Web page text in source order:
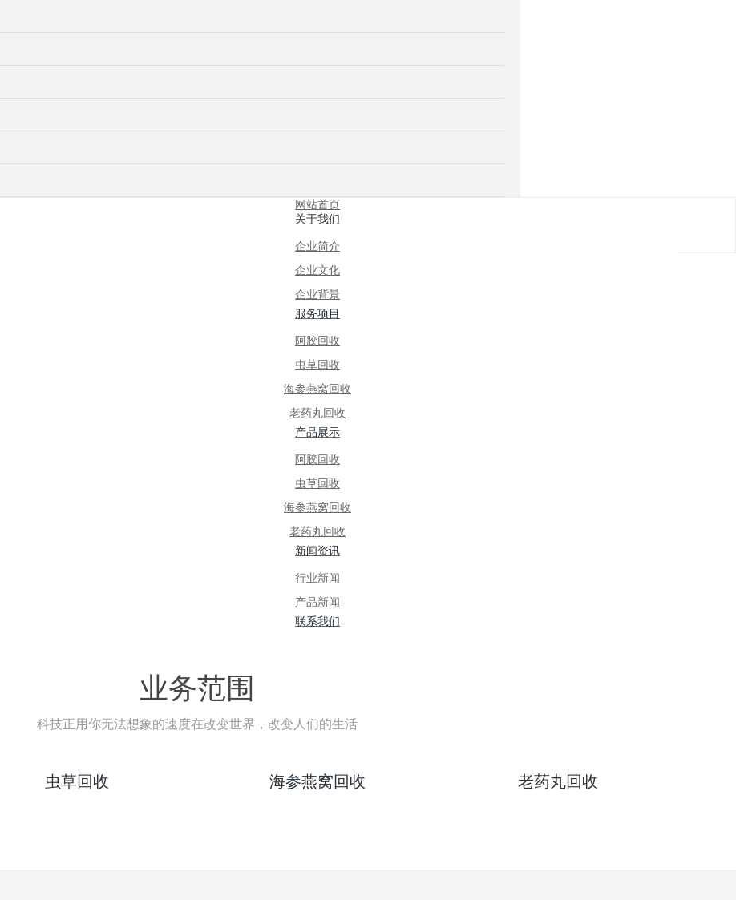
网站首页
关于我们
企业简介
企业文化
企业背景
服务项目
阿胶回收
虫草回收
海参燕窝回收
老药丸回收
产品展示
阿胶回收
虫草回收
海参燕窝回收
老药丸回收
新闻资讯
行业新闻
产品新闻
联系我们
业务范围
科技正用你无法想象的速度在改变世界，改变人们的生活
虫草回收 海参燕窝回收 老药丸回收